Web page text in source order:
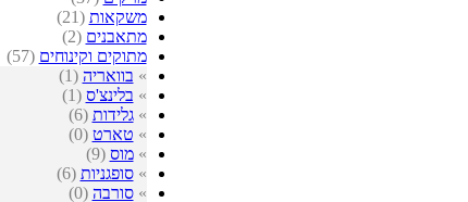
משקאות (21)
מתאבנים (2)
מתוקים וקינוחים (57)
» בוואריה (1)
» בלינצ'ס (1)
»גלידות (6)
» טארט (0)
»מוס (9)
»סופגניות (6)
»סורבה (0)